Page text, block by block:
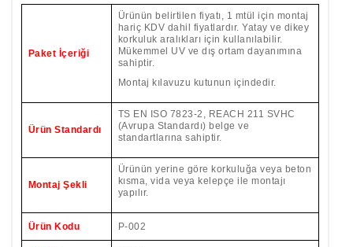
Paket İçeriği
Ürünün belirtilen fiyatı, 1 mtül için montaj
hariç KDV dahil fiyatlardır. Yatay ve dikey
korkuluk aralıkları için kullanılabilir.
Mükemmel UV ve dış ortam dayanımına
sahiptir.
Montaj kılavuzu kutunun içindedir.
Ürün Standardı
TS EN ISO 7823-2, REACH 211 SVHC
(Avrupa Standardı) belge ve
standartlarına sahiptir.
Montaj Şekli
Ürünün yerine göre korkuluğa veya beton
kısma, vida veya kelepçe ile montajı
yapılır.
Ürün Kodu P-002